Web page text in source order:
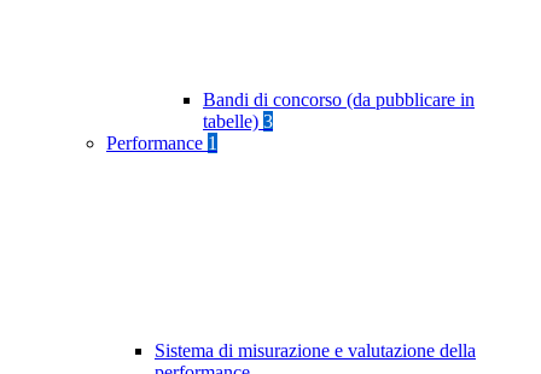
Bandi di concorso (da pubblicare in
tabelle) 3
Performance 1
Sistema di misurazione e valutazione della